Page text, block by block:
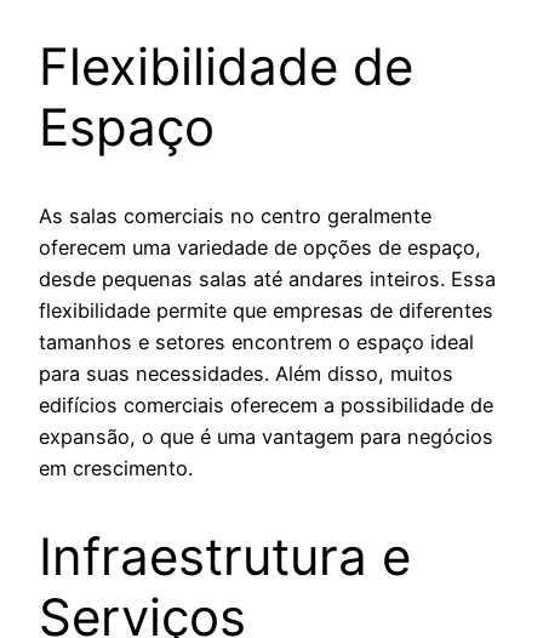
Flexibilidade de
Espaço
As salas comerciais no centro geralmente
oferecem uma variedade de opções de espaço,
desde pequenas salas até andares inteiros. Essa
flexibilidade permite que empresas de diferentes
tamanhos e setores encontrem o espaço ideal
para suas necessidades. Além disso, muitos
edifícios comerciais oferecem a possibilidade de
expansão, o que é uma vantagem para negócios
em crescimento.
Infraestrutura e
Serviços